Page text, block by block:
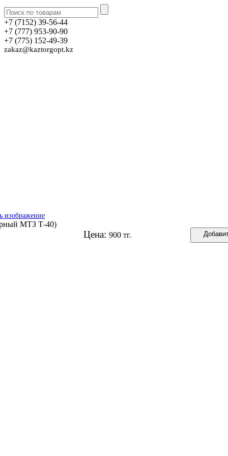
+7 (7152) 39-56-44
+7 (777) 953-90-90
+7 (775) 152-49-39
zakaz@kaztorgopt.kz
изображение
МТЗ Т-40)
Цена: 900 тг.